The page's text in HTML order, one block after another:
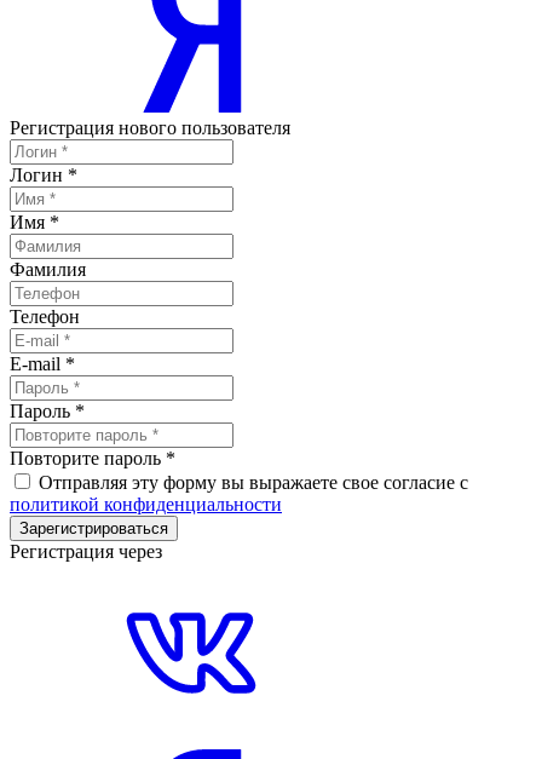
Регистрация нового пользователя
Логин *
Имя *
Фамилия
Телефон
E-mail *
Пароль *
Повторите пароль *
Отправляя эту форму вы выражаете свое согласие с
политикой конфиденциальности
Зарегистрироваться
Регистрация через